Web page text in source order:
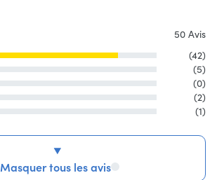
50 Avis
(42)
(5)
(0)
(2)
(1)
Masquer tous les avis